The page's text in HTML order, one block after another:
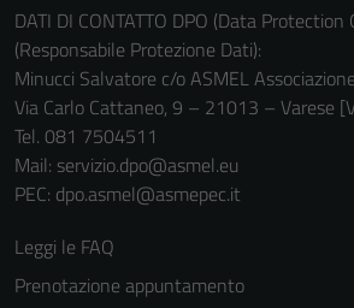
DATI DI CONTATTO DPO (Data Protection
(Responsabile Protezione Dati):
Minucci Salvatore c/o ASMEL
Via Carlo Cattaneo, 9 – 21013 – Varese
Tel. 081 7504511
Mail: servizio.dpo@asmel.eu
PEC: dpo.asmel@asmepec.it
Leggi le FAQ
Prenotazione appuntamento